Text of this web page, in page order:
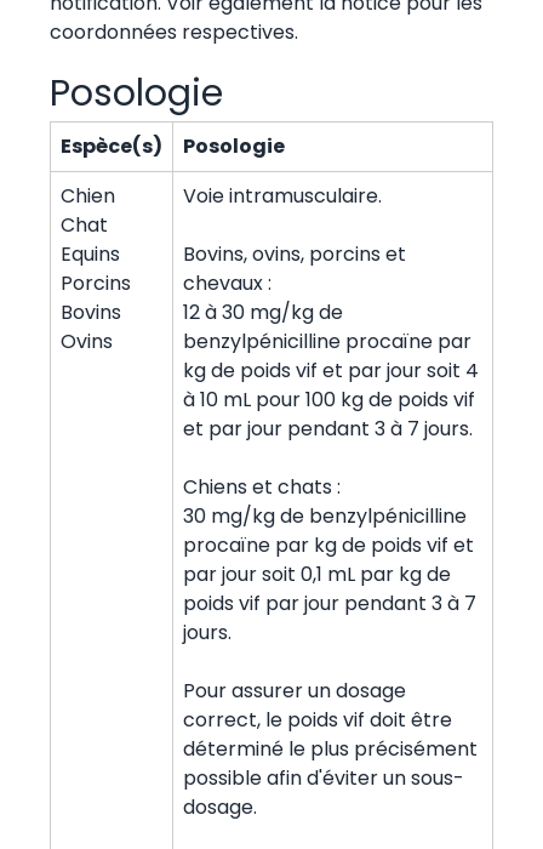
coordonnées respectives.
Posologie
Espèce(s)
Posologie
Chien
Chat
Equins
Porcins
Bovins
Ovins
Voie intramusculaire.
Bovins, ovins, porcins et
chevaux :
12 à 30 mg/kg de
benzylpénicilline procaïne par
kg de poids vif et par jour soit 4
à 10 mL pour 100 kg de poids vif
et par jour pendant 3 à 7 jours.
Chiens et chats :
30 mg/kg de benzylpénicilline
procaïne par kg de poids vif et
par jour soit 0,1 mL par kg de
poids vif par jour pendant 3 à 7
jours.
Pour assurer un dosage
correct, le poids vif doit être
déterminé le plus précisément
possible afin d'éviter un sous-
dosage.